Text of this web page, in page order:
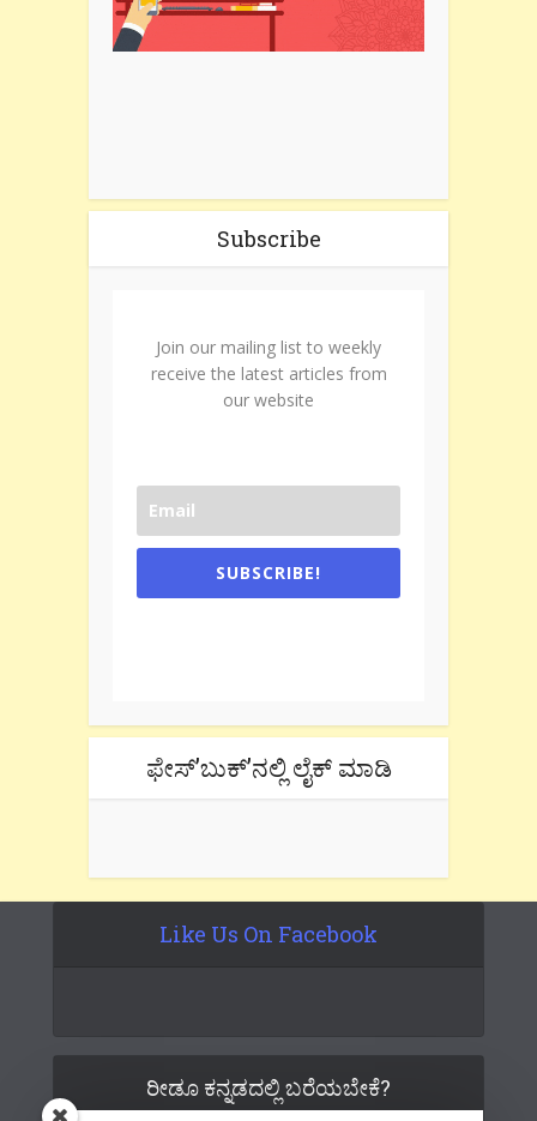
Subscribe
Join our mailing list to weekly
receive the latest articles from
our website
SUBSCRIBE!
ಫೇಸ್’ಬುಕ್’ನಲ್ಲಿ ಲೈಕ್ ಮಾಡಿ
Like Us On Facebook
ರೀಡೂ ಕನ್ನಡದಲ್ಲಿ ಬರೆಯಬೇಕೆ?